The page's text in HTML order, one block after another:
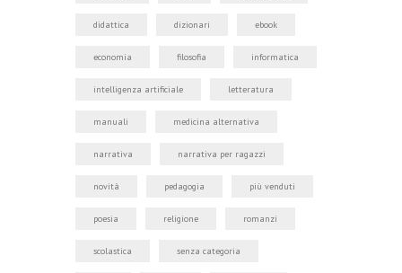
didattica dizionari ebook
economia filosofia informatica
intelligenza artificiale letteratura
manuali medicina alternativa
narrativa narrativa per ragazzi
novità pedagogia più venduti
poesia religione romanzi
scolastica senza categoria